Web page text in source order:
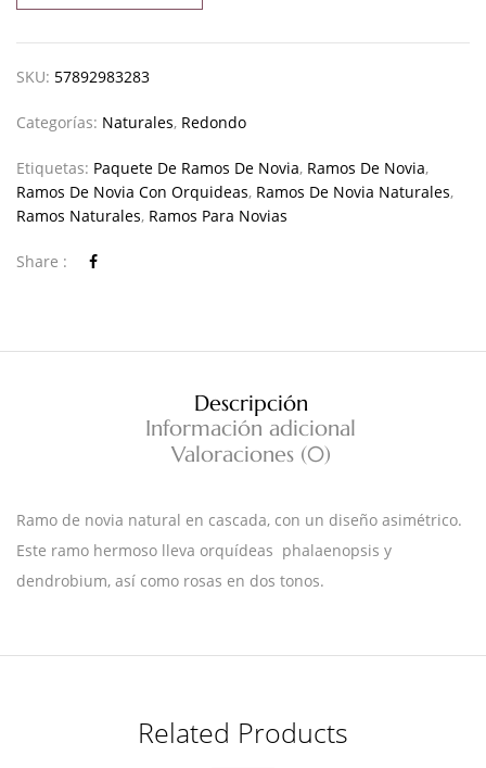
SKU: 57892983283
Categorías: Naturales, Redondo
Etiquetas: Paquete De Ramos De Novia, Ramos De Novia,
Ramos De Novia Con Orquideas, Ramos De Novia Naturales,
Ramos Naturales, Ramos Para Novias
Share :
Descripción
Información adicional
Valoraciones (0)
Ramo de novia natural en cascada, con un diseño asimétrico.
Este ramo hermoso lleva orquídeas phalaenopsis y
dendrobium, así como rosas en dos tonos.
Related Products